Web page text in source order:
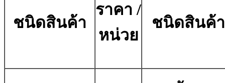
ชนิดสินค้า
ราคา /
หน่วย
ชนิดสินค้า